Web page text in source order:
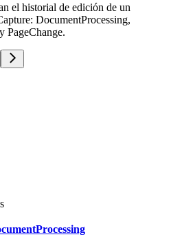
el historial de edición de un
DocumentProcessing,
PageChange.